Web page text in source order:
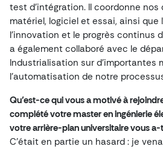
test d’intégration. Il coordonne
matériel, logiciel et essai, ainsi que
l’innovation et le progrès continus
a également collaboré avec le
Industrialisation sur d’importantes
l’automatisation de notre
Qu’est-ce qui vous a motivé à
complété votre master en ingénierie
votre arrière-plan universitaire vous
C’était en partie un hasard : je